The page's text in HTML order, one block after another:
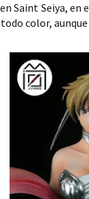
Saint Seiya, en
color,